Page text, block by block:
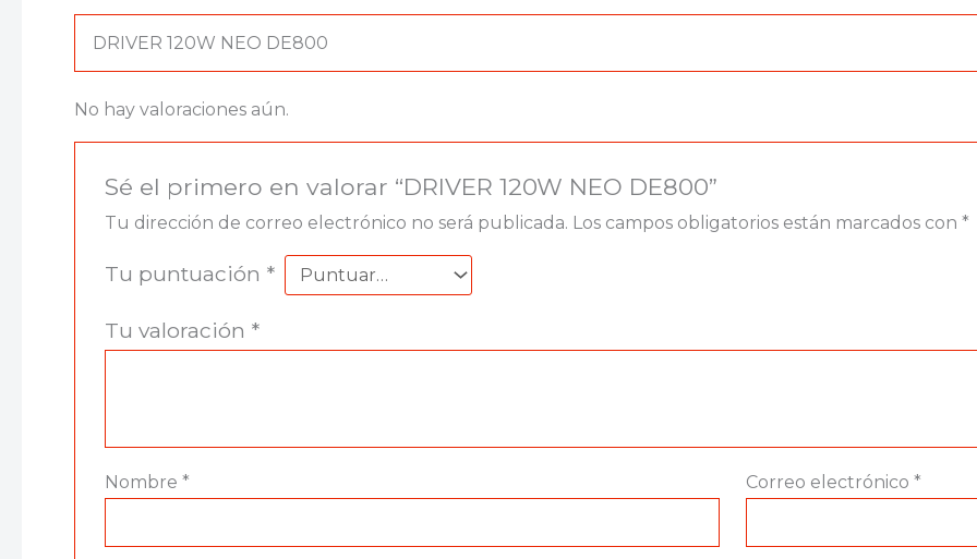
DRIVER 120W NEO DE800
No hay valoraciones aún.
Sé el primero en valorar “DRIVER 120W NEO DE800”
Tu dirección de correo electrónico no será publicada. Los campos obligatorios están marcados con *
Tu puntuación *
Tu valoración *
Nombre * Correo electrónico *